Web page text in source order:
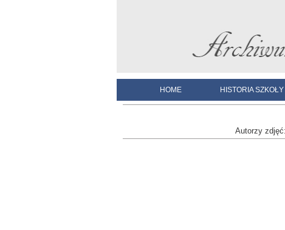
HOME HISTORIA SZKOŁY
Autorzy